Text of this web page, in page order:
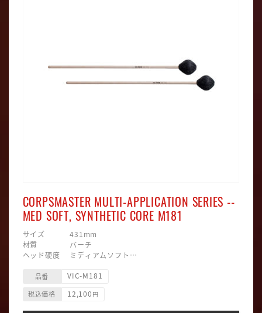
CORPSMASTER MULTI-APPLICATION SERIES --
MED SOFT, SYNTHETIC CORE M181
サイズ 431mm
材質 バーチ
ヘッド硬度 ミディアムソフト
ヘッド形状 ラウンド型
品番 VIC-M181
税込価格 12,100 円